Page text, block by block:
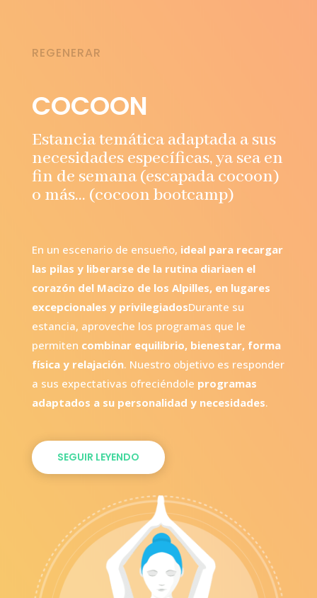
REGENERAR
COCOON
Estancia temática adaptada a sus
necesidades específicas, ya sea en
fin de semana (escapada cocoon)
o más... (cocoon bootcamp)
En un escenario de ensueño, ideal para recargar
las pilas y liberarse de la rutina diariaen el
corazón del Macizo de los Alpilles, en lugares
excepcionales y privilegiadosDurante su
estancia, aproveche los programas que le
permiten combinar equilibrio, bienestar, forma
física y relajación. Nuestro objetivo es responder
a sus expectativas ofreciéndole programas
adaptados a su personalidad y necesidades.
SEGUIR LEYENDO